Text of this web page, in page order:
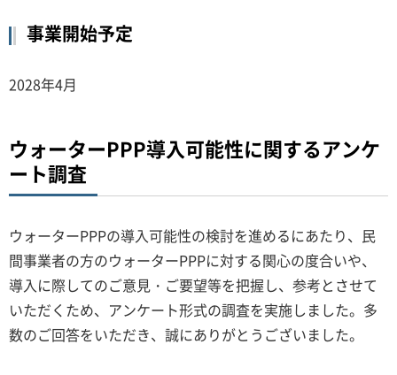
事業開始予定
2028年4月
ウォーターPPP導入可能性に関するアンケ
ート調査
ウォーターPPPの導入可能性の検討を進めるにあたり、民
間事業者の方のウォーターPPPに対する関心の度合いや、
導入に際してのご意見・ご要望等を把握し、参考とさせて
いただくため、アンケート形式の調査を実施しました。多
数のご回答をいただき、誠にありがとうございました。